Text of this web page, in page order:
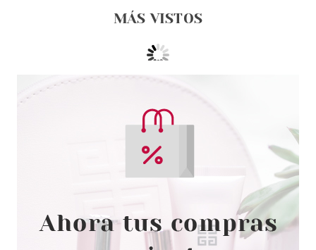
MÁS VISTOS
CATRICE
CATRICE UNDERWATER